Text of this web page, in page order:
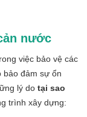
nước
việc bảo vệ các
bảo đảm sự ổn
lý do tại sao
trình xây dựng: